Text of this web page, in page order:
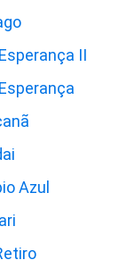
II
Azul